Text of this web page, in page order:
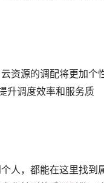
资源的调配将更加个
升调度效率和服务质
人，都能在这里找到